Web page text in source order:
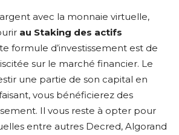
avec la monnaie virtuelle,
au Staking des actifs
formule d’investissement est de
sur le marché financier. Le
une partie de son capital en
vous bénéficierez des
Il vous reste à opter pour
entre autres Decred, Algorand